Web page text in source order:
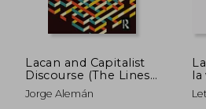
Lacan and Capitalist
Discourse (The Lines
of the Symbolic in
Psychoanalysis Series)
Jorge Alemán
la